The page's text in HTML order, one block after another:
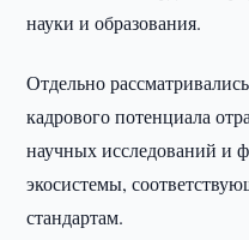
науки и образования.
Отдельно
кадрового потенциала
научных исследований и
экосистемы,
стандартам.